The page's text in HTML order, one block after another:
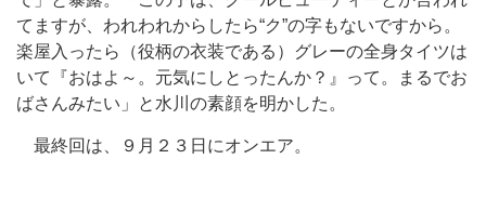
てますが、われわれからしたら“ク”の字もないですから。
楽屋入ったら（役柄の衣装である）グレーの全身タイツは
いて『おはよ～。元気にしとったんか？』って。まるでお
ばさんみたい」と水川の素顔を明かした。
最終回は、９月２３日にオンエア。